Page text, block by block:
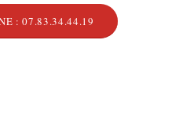
: 07.83.34.44.19